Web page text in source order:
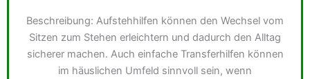
Beschreibung: Aufstehhilfen können den Wechsel vom
Sitzen zum Stehen erleichtern und dadurch den Alltag
sicherer machen. Auch einfache Transferhilfen können
im häuslichen Umfeld sinnvoll sein, wenn